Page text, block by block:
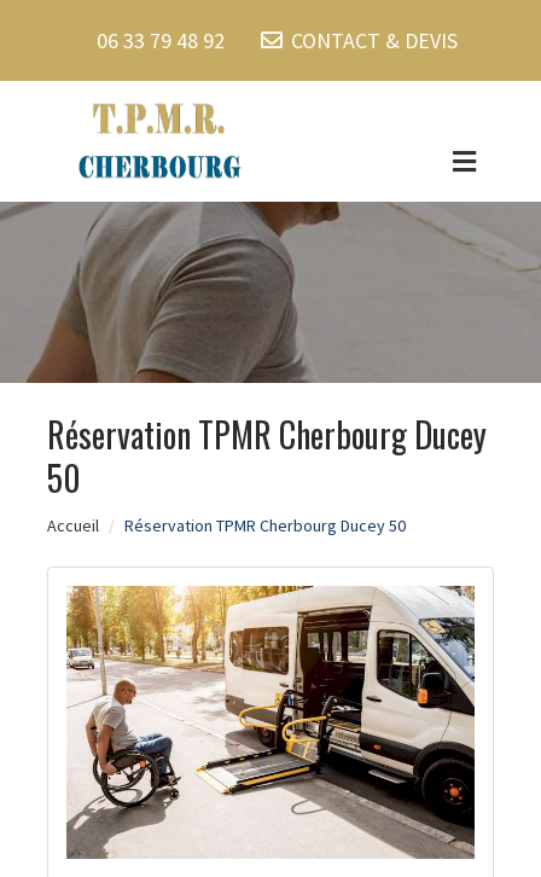
06 33 79 48 92 CONTACT & DEVIS
Réservation TPMR Cherbourg Ducey
50
Accueil Réservation TPMR Cherbourg Ducey 50